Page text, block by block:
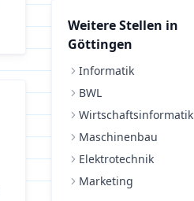
Weitere Stellen in
Göttingen
Informatik
BWL
Wirtschaftsinformatik
Maschinenbau
Elektrotechnik
Marketing